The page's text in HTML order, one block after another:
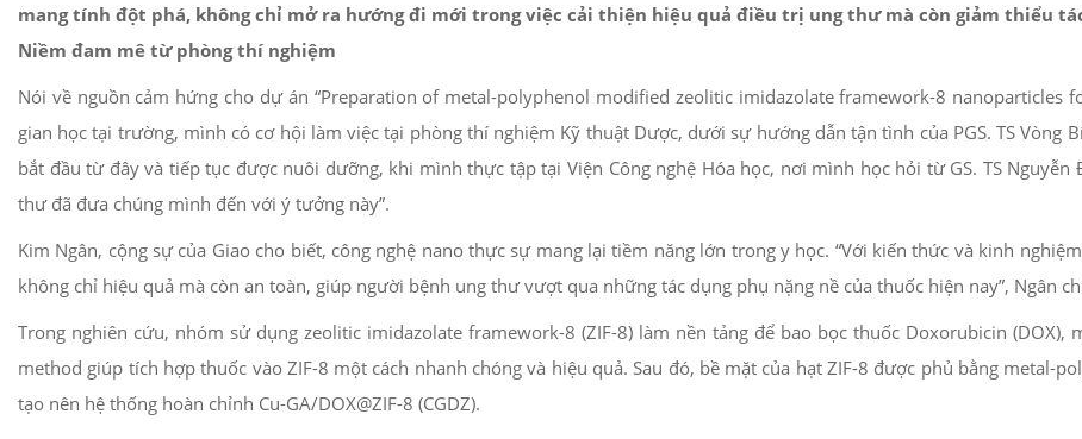
mang tính đột phá, không chỉ mở ra hướng đi mới trong việc cải thiện hiệu quả điều trị ung thư mà còn giảm thiểu
Niềm đam mê từ phòng thí nghiệm
Nói về nguồn cảm hứng cho dự án “Preparation of metal-polyphenol modified zeolitic imidazolate framework-8 nanoparticles
gian học tại trường, mình có cơ hội làm việc tại phòng thí nghiệm Kỹ thuật Dược, dưới sự hướng dẫn tận tình của PGS. TS
bắt đầu từ đây và tiếp tục được nuôi dưỡng, khi mình thực tập tại Viện Công nghệ Hóa học, nơi mình học hỏi từ GS. TS
thư đã đưa chúng mình đến với ý tưởng này”.
Kim Ngân, cộng sự của Giao cho biết, công nghệ nano thực sự mang lại tiềm năng lớn trong y học. “Với kiến thức và kinh
không chỉ hiệu quả mà còn an toàn, giúp người bệnh ung thư vượt qua những tác dụng phụ nặng nề của thuốc hiện nay”, Ngân
Trong nghiên cứu, nhóm sử dụng zeolitic imidazolate framework-8 (ZIF-8) làm nền tảng để bao bọc thuốc Doxorubicin
method giúp tích hợp thuốc vào ZIF-8 một cách nhanh chóng và hiệu quả. Sau đó, bề mặt của hạt ZIF-8 được phủ bằng metal-
tạo nên hệ thống hoàn chỉnh Cu-GA/DOX@ZIF-8 (CGDZ).